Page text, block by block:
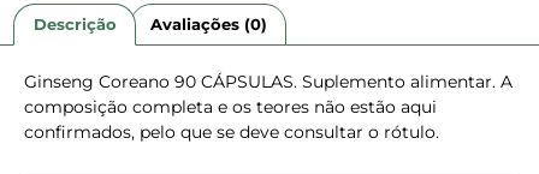
Descrição Avaliações (0)
Ginseng Coreano 90 CÁPSULAS. Suplemento alimentar. A
composição completa e os teores não estão aqui
confirmados, pelo que se deve consultar o rótulo.